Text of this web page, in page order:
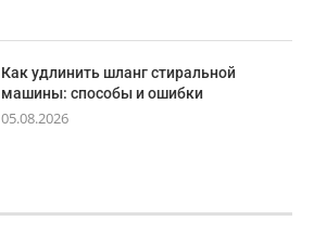
Как удлинить шланг стиральной
машины: способы и ошибки
05.08.2026